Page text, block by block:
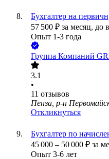
Бухгалтер на
57 500 ₽ за месяц, до
Опыт 1-3 года
Группа Компаний
3.1
•
11 отзывов
Пенза, р-н
Откликнуться
Бухгалтер по
45 000 – 50 000 ₽ за
Опыт 3-6 лет